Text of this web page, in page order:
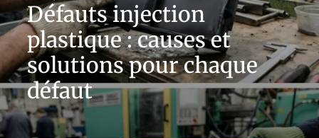
Défauts injection
plastique : causes et
solutions pour chaque
défaut